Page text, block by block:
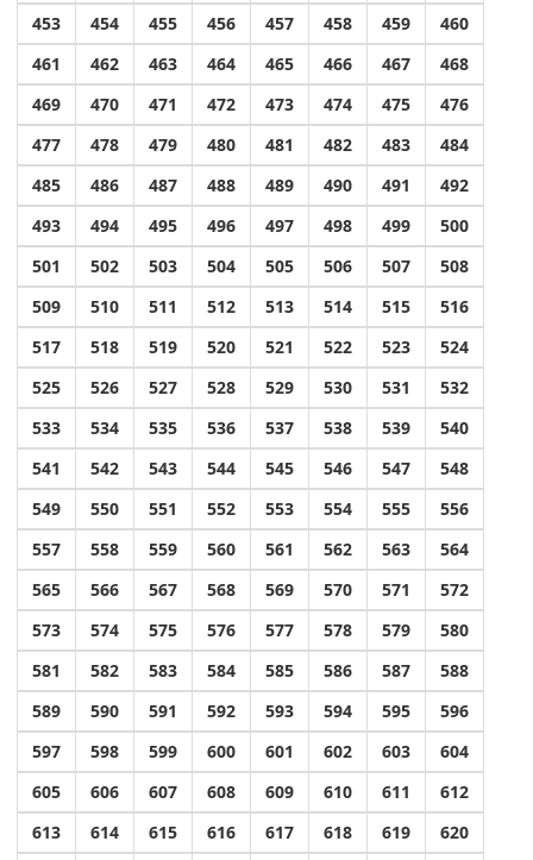
453
454 455 456 457 458 459
460
461
462 463 464 465 466 467
468
469
470 471 472 473 474 475
476
477
478 479 480 481 482 483
484
485
486 487 488 489 490 491
492
493
494 495 496 497 498 499
500
501
502 503 504 505 506 507
508
509
510 511 512 513 514 515
516
517
518 519 520 521 522 523
524
525
526 527 528 529 530 531
532
533
534 535 536 537 538 539
540
541
542 543 544 545 546 547
548
549
550 551 552 553 554 555
556
557
558 559 560 561 562 563
564
565
566 567 568 569 570 571
572
573
574 575 576 577 578 579
580
581
582 583 584 585 586 587
588
589
590 591 592 593 594 595
596
597
598 599 600 601 602 603
604
605
606 607 608 609 610 611
612
613
614 615 616 617 618 619
620